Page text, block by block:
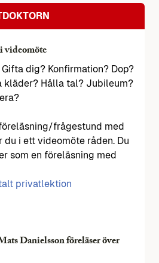
videomöte
dig? Konfirmation? Dop?
kläder? Hålla tal? Jubileum?
frågestund med
du i ett videomöte råden. Du
som en föreläsning med
privatlektion
Danielsson föreläser över